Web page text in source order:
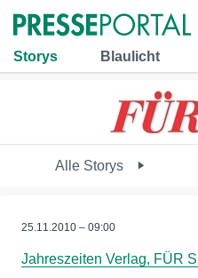
Storys Blaulicht
Alle Storys
25.11.2010 – 09:00
Jahreszeiten Verlag, FÜR